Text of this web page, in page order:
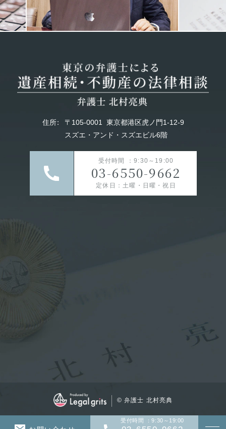
住所： 〒105-0001
東京都港区虎ノ門1-12-9
スズエ・アンド・スズエビル6階
受付時間 ：9:30～19:00
03-6550-9662
定休日：土曜・日曜・祝日
© 弁護士 北村亮典
受付時間 ：9:30～19:00